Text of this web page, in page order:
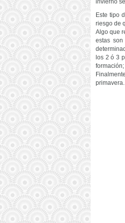
invierno
Este tipo
riesgo de
Algo que
estas
los 2 ó 3
primavera.